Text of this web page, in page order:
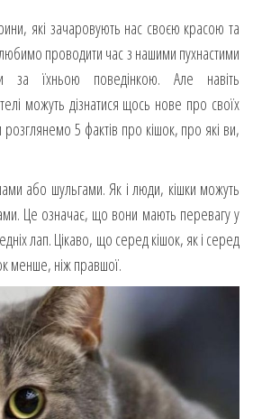
які зачаровують нас своєю красою та
проводити час з нашими пухнастими
за їхньою поведінкою. Але навіть
можуть дізнатися щось нове про своїх
розглянемо 5 фактів про кішок, про які ви,
або шульгами. Як і люди, кішки можуть
Це означає, що вони мають перевагу у
лап. Цікаво, що серед кішок, як і серед
менше, ніж правшої.